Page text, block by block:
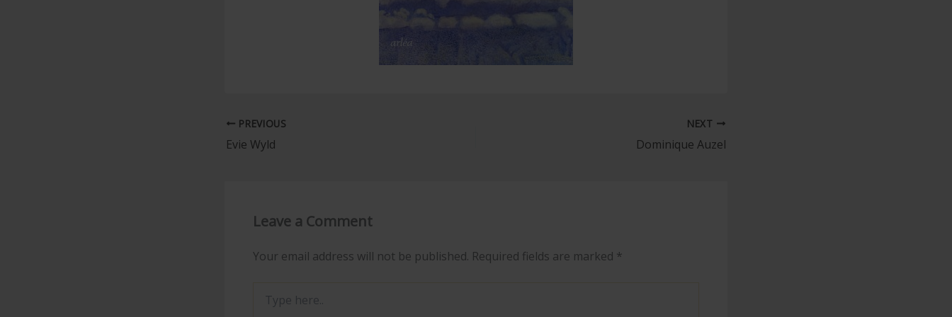
PREVIOUS
Evie Wyld
NEXT
Dominique Auzel
Leave a Comment
Your email address will not be published. Required fields are marked *
here..